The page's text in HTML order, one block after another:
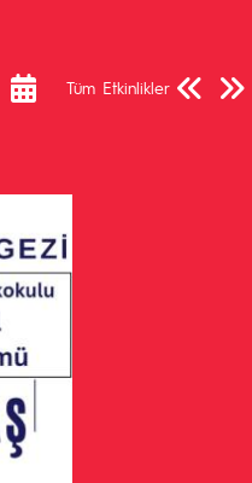
Tüm Etkinlikler
Önceki